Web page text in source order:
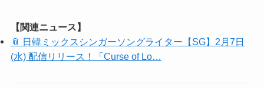
【関連ニュース】
📎 日韓ミックスシンガーソングライター【SG】2月7日
(水) 配信リリース！「Curse of Lo…